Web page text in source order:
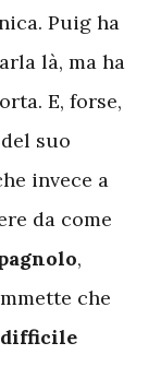
Puig ha
là, ma ha
E, forse,
suo
invece a
da come
,
che